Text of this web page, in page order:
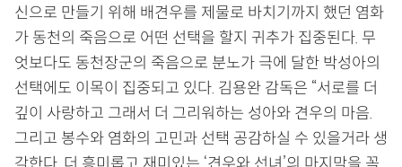
신으로 만들기 위해 배견우를 제물로 바치기까지 했던 염화
가 동천의 죽음으로 어떤 선택을 할지 귀추가 집중된다. 무
엇보다도 동천장군의 죽음으로 분노가 극에 달한 박성아의
선택에도 이목이 집중되고 있다. 김용완 감독은 “서로를 더
깊이 사랑하고 그래서 더 그리워하는 성아와 견우의 마음.
그리고 봉수와 염화의 고민과 선택 공감하실 수 있을거라 생